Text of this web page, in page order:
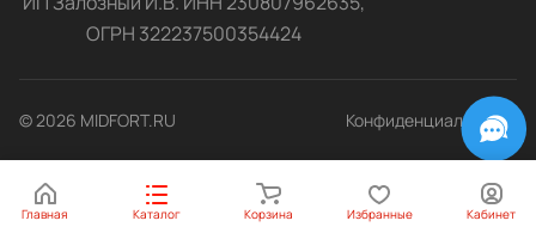
ОГРН 322237500354424
© 2026 MIDFORT.RU Конфиденциальность
Главная Каталог Корзина Избранные Кабинет